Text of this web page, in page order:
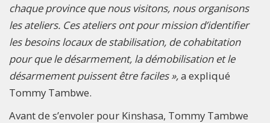
chaque province que nous visitons, nous organisons
les ateliers. Ces ateliers ont pour mission d’identifier
les besoins locaux de stabilisation, de cohabitation
pour que le désarmement, la démobilisation et le
désarmement puissent être faciles »,a expliqué
Tommy Tambwe.
Avant de s’envoler pour Kinshasa, Tommy Tambwe